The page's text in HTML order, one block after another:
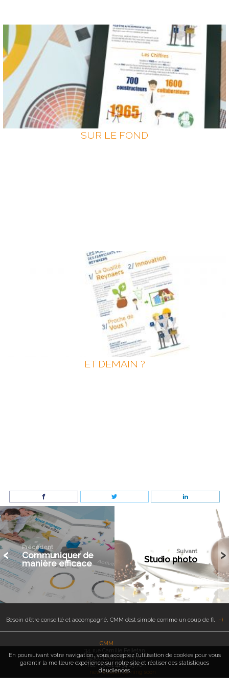
En poursuivant votre navigation, vous acceptez l’utilisation de cookies pour vous
garantir la meilleure expérience sur notre site et réaliser des statistiques
d’audiences.
SUR LE FOND
ET DEMAIN ?
‹ Précédent
Communiquer de
manière efficace
‹ ›
Suivant
Studio photo
›
Besoin d’être conseillé et accompagné, CMM c’est simple comme un coup de fil ;-)
34, rue Camille Pelletan
92300 Levallois-Perret
Tél: +33 (0)1 41 34 03 70